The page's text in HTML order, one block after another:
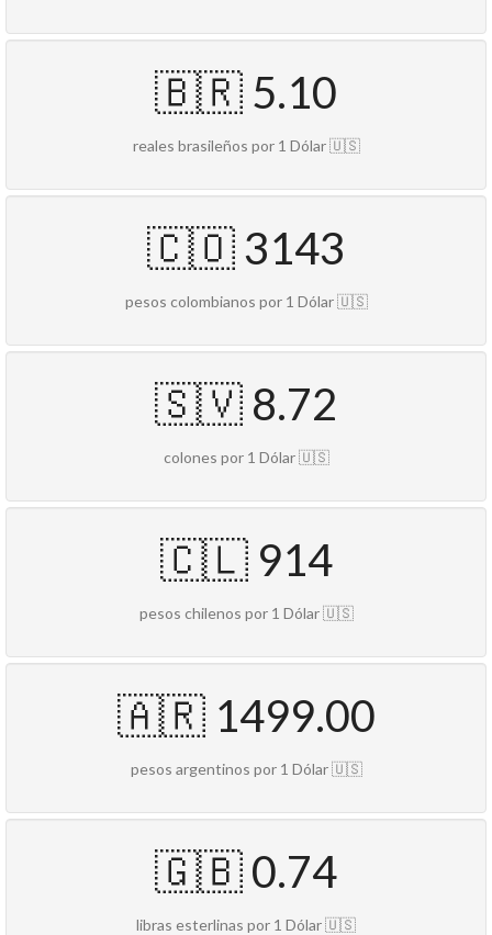
🇧🇷 5.10
reales brasileños por 1 Dólar 🇺🇸
🇨🇴 3143
pesos colombianos por 1 Dólar 🇺🇸
🇸🇻 8.72
colones por 1 Dólar 🇺🇸
🇨🇱 914
pesos chilenos por 1 Dólar 🇺🇸
🇦🇷 1499.00
pesos argentinos por 1 Dólar 🇺🇸
🇬🇧 0.74
libras esterlinas por 1 Dólar 🇺🇸